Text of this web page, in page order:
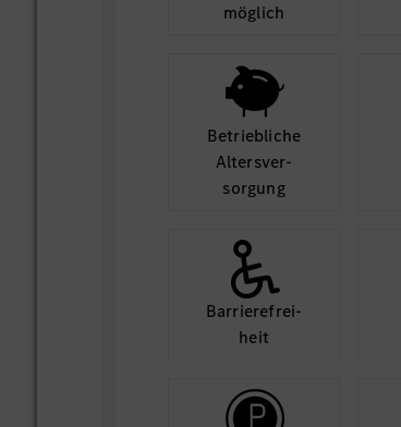
möglich
Betrieb­liche
Alters­ver­
sorgung
Barriere­frei­
heit